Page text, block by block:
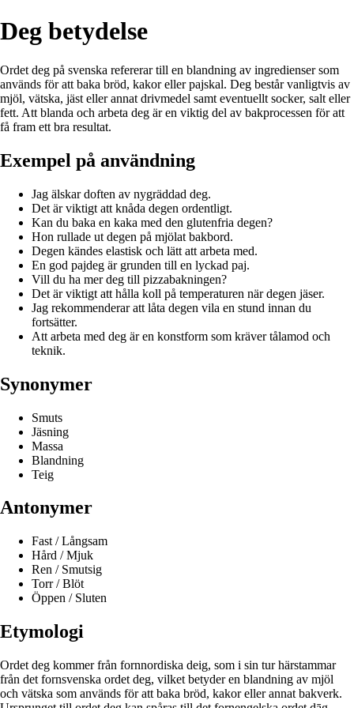
Deg betydelse
Ordet deg på svenska refererar till en blandning av ingredienser som
används för att baka bröd, kakor eller pajskal. Deg består vanligtvis av
mjöl, vätska, jäst eller annat drivmedel samt eventuellt socker, salt eller
fett. Att blanda och arbeta deg är en viktig del av bakprocessen för att
få fram ett bra resultat.
Exempel på användning
Jag älskar doften av nygräddad deg.
Det är viktigt att knåda degen ordentligt.
Kan du baka en kaka med den glutenfria degen?
Hon rullade ut degen på mjölat bakbord.
Degen kändes elastisk och lätt att arbeta med.
En god pajdeg är grunden till en lyckad paj.
Vill du ha mer deg till pizzabakningen?
Det är viktigt att hålla koll på temperaturen när degen jäser.
Jag rekommenderar att låta degen vila en stund innan du
fortsätter.
Att arbeta med deg är en konstform som kräver tålamod och
teknik.
Synonymer
Smuts
Jäsning
Massa
Blandning
Teig
Antonymer
Fast / Långsam
Hård / Mjuk
Ren / Smutsig
Torr / Blöt
Öppen / Sluten
Etymologi
Ordet deg kommer från fornnordiska deig, som i sin tur härstammar
från det fornsvenska ordet deg, vilket betyder en blandning av mjöl
och vätska som används för att baka bröd, kakor eller annat bakverk.